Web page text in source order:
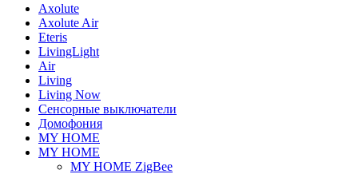
Axolute
Axolute Air
Eteris
LivingLight
Air
Living
Living Now
Сенсорные выключатели
Домофония
MY HOME
MY HOME
MY HOME ZigBee